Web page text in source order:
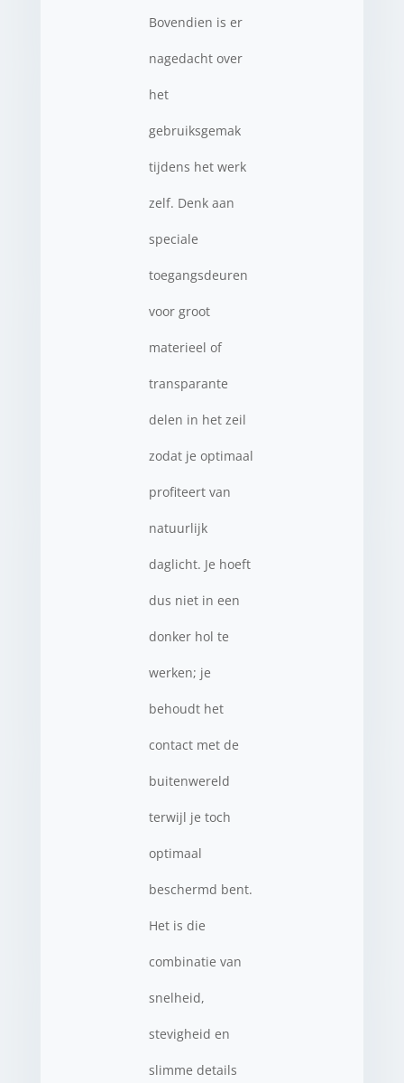
Bovendien is er
nagedacht over
het
gebruiksgemak
tijdens het werk
zelf. Denk aan
speciale
toegangsdeuren
voor groot
materieel of
transparante
delen in het zeil
zodat je optimaal
profiteert van
natuurlijk
daglicht. Je hoeft
dus niet in een
donker hol te
werken; je
behoudt het
contact met de
buitenwereld
terwijl je toch
optimaal
beschermd bent.
Het is die
combinatie van
snelheid,
stevigheid en
slimme details